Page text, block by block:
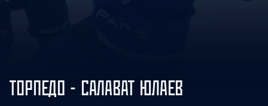
ТОРПЕДО - САЛАВАТ ЮЛАЕВ